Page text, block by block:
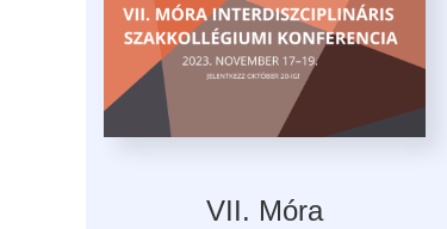
VII. Móra